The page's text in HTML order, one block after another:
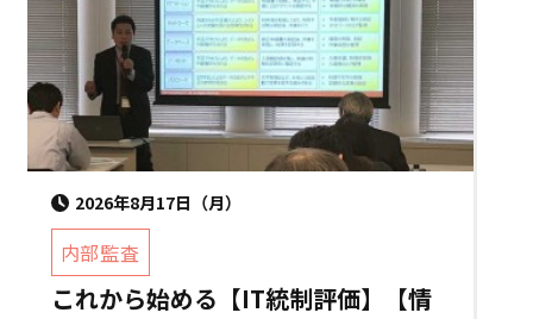
2026年8月17日（月）
内部監査
これから始める【IT統制評価】【情